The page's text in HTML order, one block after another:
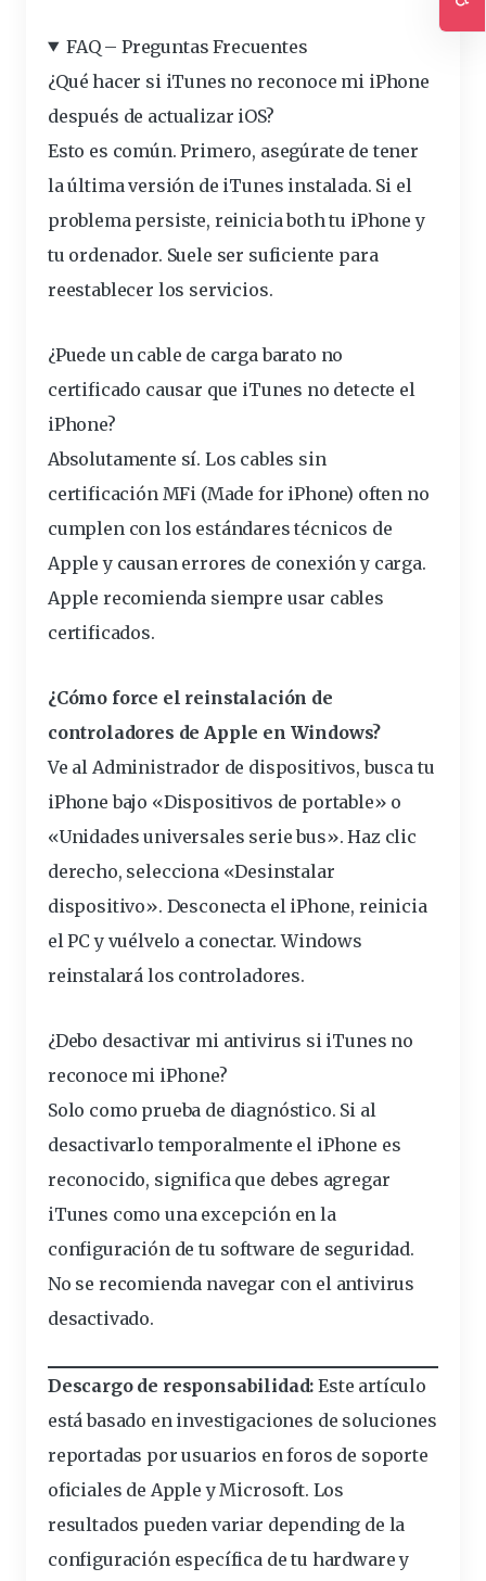
FAQ – Preguntas Frecuentes
¿Qué hacer si iTunes no reconoce mi iPhone
después de actualizar iOS?
Esto es común. Primero, asegúrate de tener
la última versión de iTunes instalada. Si el
problema persiste, reinicia both tu iPhone y
tu ordenador. Suele ser suficiente para
reestablecer los servicios.
¿Puede un cable de carga barato no
certificado causar que iTunes no detecte el
iPhone?
Absolutamente sí. Los cables sin
certificación MFi (Made for iPhone) often no
cumplen con los estándares técnicos de
Apple y causan errores de conexión y carga.
Apple recomienda siempre usar cables
certificados.
¿Cómo force el reinstalación de
controladores de Apple en Windows?
Ve al Administrador de dispositivos, busca tu
iPhone bajo «Dispositivos de portable» o
«Unidades universales serie bus». Haz clic
derecho, selecciona «Desinstalar
dispositivo». Desconecta el iPhone, reinicia
el PC y vuélvelo a conectar. Windows
reinstalará los controladores.
¿Debo desactivar mi antivirus si iTunes no
reconoce mi iPhone?
Solo como prueba de diagnóstico. Si al
desactivarlo temporalmente el iPhone es
reconocido, significa que debes agregar
iTunes como una excepción en la
configuración de tu software de seguridad.
No se recomienda navegar con el antivirus
desactivado.
Descargo de responsabilidad: Este artículo
está basado en investigaciones de soluciones
reportadas por usuarios en foros de soporte
oficiales de Apple y Microsoft. Los
resultados pueden variar depending de la
configuración específica de tu hardware y